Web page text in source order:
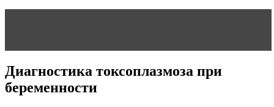
Диагностика токсоплазмоза при
беременности